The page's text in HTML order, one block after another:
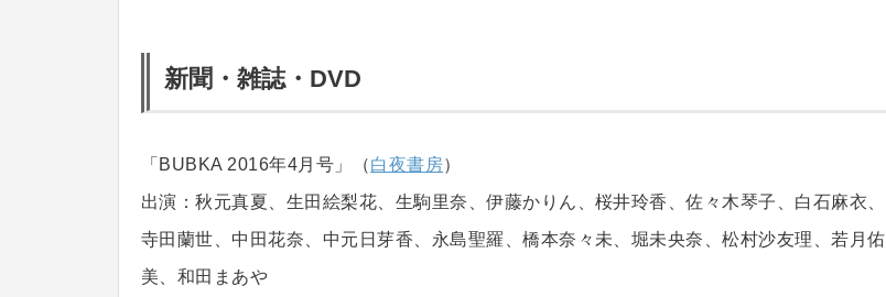
新聞・雑誌・DVD
「BUBKA 2016年4月号」（白夜書房）
出演：秋元真夏、生田絵梨花、生駒里奈、伊藤かりん、桜井玲香、佐々木琴子、白石麻衣、
寺田蘭世、中田花奈、中元日芽香、永島聖羅、橋本奈々未、堀未央奈、松村沙友理、若月佑
美、和田まあや